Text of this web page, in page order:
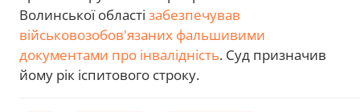
Волинської області забезпечував
військовозобов'язаних фальшивими
документами про інвалідність. Суд призначив
йому рік іспитового строку.